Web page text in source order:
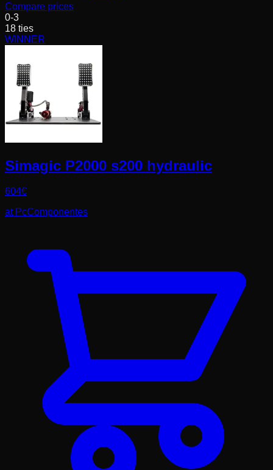
Compare prices
0-3
18 ties
WINNER
Simagic P2000 s200 hydraulic
604€
at PcComponentes